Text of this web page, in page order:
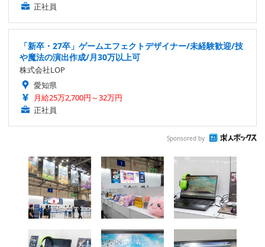
正社員
「新卒・27卒」ゲームエフェクトデザイナー/未経験歓迎/技
や魔法の演出作成/月30万以上可
株式会社LOP
愛知県
月給25万2,700円～32万円
正社員
Sponsored by